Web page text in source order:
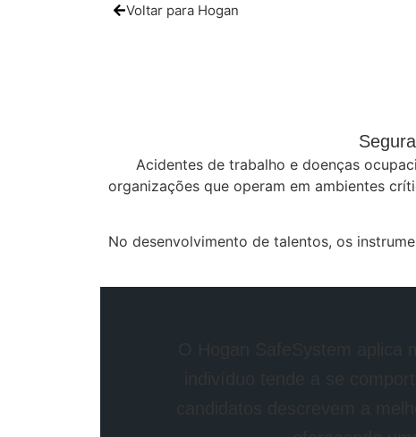
Voltar para Hogan
Acidentes de trabalho e doenças
organizações que operam em ambientes
No desenvolvimento de talentos, os